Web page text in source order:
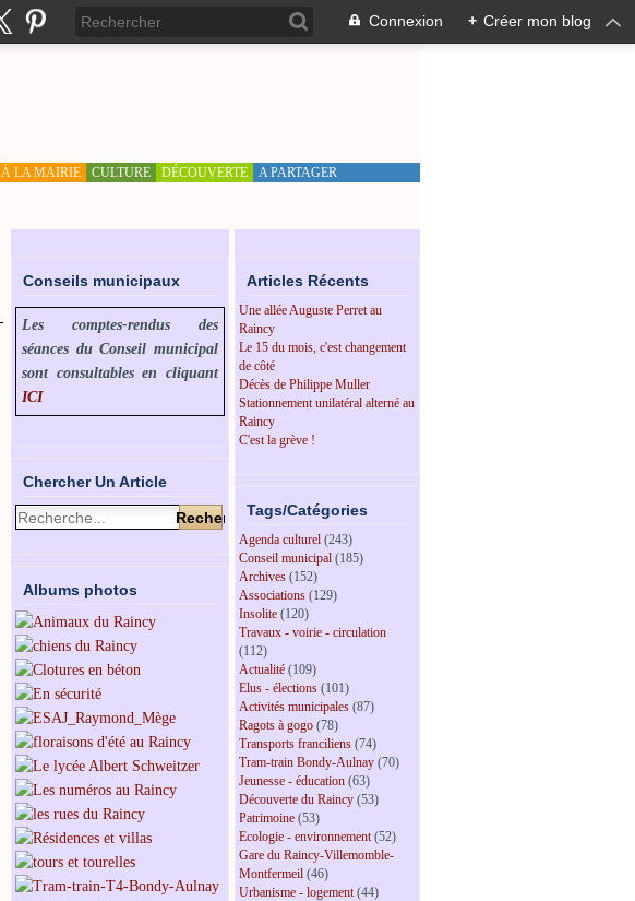
Connexion + Créer mon blog
À LA MAIRIE CULTURE DÉCOUVERTE A PARTAGER
Conseils municipaux
Les comptes-rendus des
séances du Conseil municipal
sont consultables en cliquant
ICI
Chercher Un Article
Albums photos
Articles Récents
Une allée Auguste Perret au
Raincy
Le 15 du mois, c'est changement
de côté
Décès de Philippe Muller
Stationnement unilatéral alterné au
Raincy
C'est la grève !
Tags/Catégories
Agenda culturel (243)
Conseil municipal (185)
Archives (152)
Associations (129)
Insolite (120)
Travaux - voirie - circulation
(112)
Actualité (109)
Elus - élections (101)
Activités municipales (87)
Ragots à gogo (78)
Transports franciliens (74)
Tram-train Bondy-Aulnay (70)
Jeunesse - éducation (63)
Découverte du Raincy (53)
Patrimoine (53)
Ecologie - environnement(52)
Gare du Raincy-Villemomble-
Montfermeil (46)
Urbanisme - logement(44)